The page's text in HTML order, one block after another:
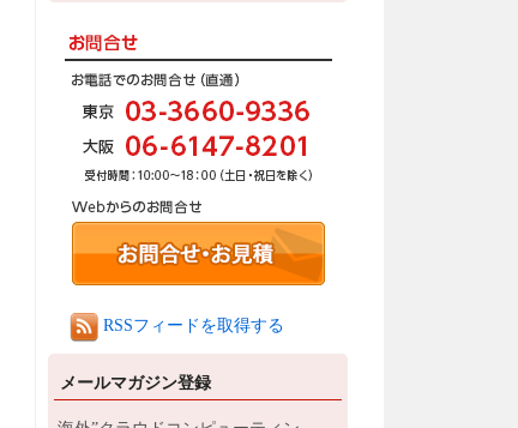
RSSフィードを取得する
メールマガジン登録